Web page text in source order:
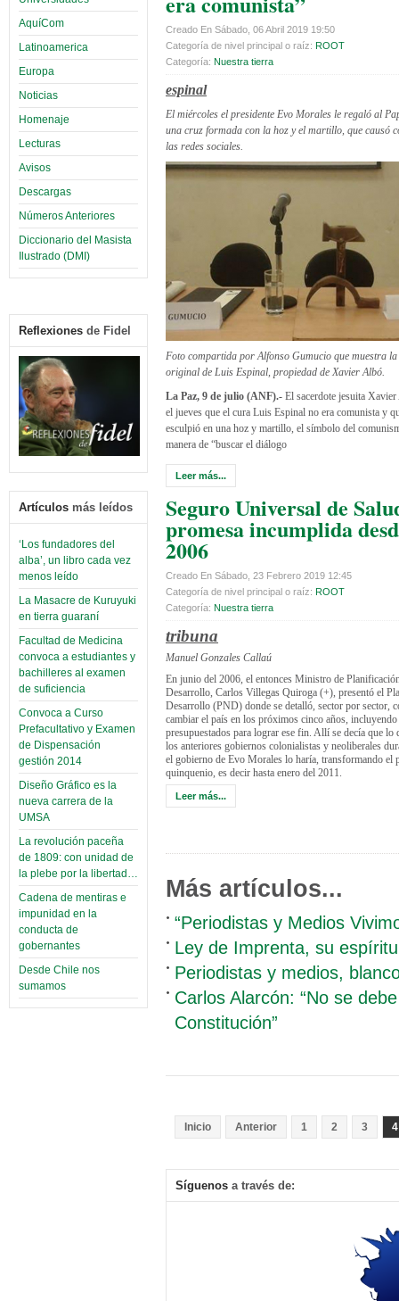
AquíCom
Latinoamerica
Europa
Noticias
Homenaje
Lecturas
Avisos
Descargas
Números Anteriores
Diccionario del Masista
Ilustrado (DMI)
Reflexiones de Fidel
Artículos más leídos
‘Los fundadores del
alba’, un libro cada vez
menos leído
La Masacre de Kuruyuki
en tierra guaraní
Facultad de Medicina
convoca a estudiantes y
bachilleres al examen
de suficiencia
Convoca a Curso
Prefacultativo y Examen
de Dispensación
gestión 2014
Diseño Gráfico es la
nueva carrera de la
UMSA
La revolución paceña
de 1809: con unidad de
la plebe por la libertad…
Cadena de mentiras e
impunidad en la
conducta de
gobernantes
Desde Chile nos
sumamos
Creado En Sábado, 06 Abril 2019 19:50
Categoría de nivel principal o raíz: ROOT
Categoría: Nuestra tierra
espinal
El miércoles el presidente Evo Morales le regaló al
una cruz formada con la hoz y el martillo, que causó
las redes sociales.
Foto compartida por Alfonso Gumucio que muestra
original de Luis Espinal, propiedad de Xavier Albó.
La Paz, 9 de julio (ANF).- El sacerdote jesuita
el jueves que el cura Luis Espinal no era comunista y
esculpió en una hoz y martillo, el símbolo del
manera de “buscar el diálogo
Leer más...
Seguro Universal de
promesa incumplida
2006
Creado En Sábado, 23 Febrero 2019 12:45
Categoría de nivel principal o raíz: ROOT
Categoría: Nuestra tierra
tribuna
Manuel Gonzales Callaú
En junio del 2006, el entonces Ministro de
Desarrollo, Carlos Villegas Quiroga (+), presentó el
Desarrollo (PND) donde se detalló, sector por sector,
cambiar el país en los próximos cinco años,
presupuestados para lograr ese fin. Allí se decía que lo
los anteriores gobiernos colonialistas y neoliberales
el gobierno de Evo Morales lo haría, transformando el
quinquenio, es decir hasta enero del 2011.
Leer más...
Más artículos...
“Periodistas y Medios
Ley de Imprenta, su espíritu
Periodistas y medios,
Carlos Alarcón: “No se
Constitución”
Inicio Anterior 1 2 3 4
Síguenos a través de: